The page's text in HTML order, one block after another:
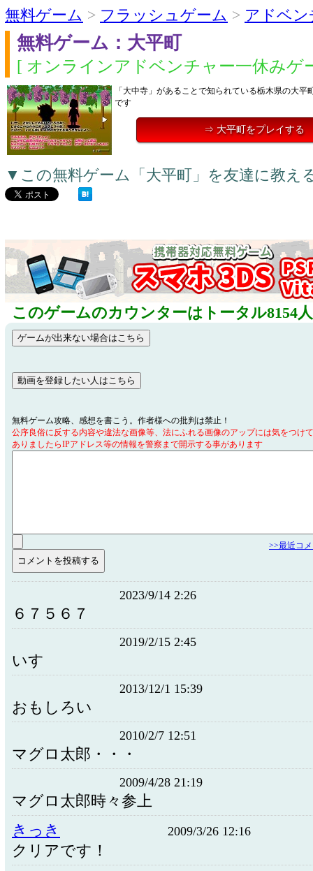
無料ゲーム > フラッシュゲーム > アドベン
無料ゲーム：大平町
[ オンラインアドベンチャー一休みゲ
「大中寺」があることで知られている栃木県の大平
です
⇒ 大平町をプレイする
▼この無料ゲーム「大平町」を友達に教え
このゲームのカウンターはトータル8154
無料ゲーム攻略、感想を書こう。作者様への批判は禁止！
公序良俗に反する内容や違法な画像等、法にふれる画像のアップには気をつけ
ありましたらIPアドレス等の情報を警察まで開示する事があります
>>最近コ
2023/9/14 2:26
６７５６７
2019/2/15 2:45
いすゞ
2013/12/1 15:39
おもしろい
2010/2/7 12:51
マグロ太郎・・・
2009/4/28 21:19
マグロ太郎時々参上
きっき
2009/3/26 12:16
クリアです！